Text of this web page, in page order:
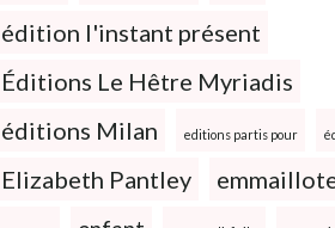
édition l'instant présent
Éditions Le Hêtre Myriadis
éditions Milan
editions partis pour
Elizabeth Pantley